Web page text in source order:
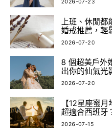
2026-07-23
上班、休閒
婚戒推薦，輕
2026-07-20
8 個超美戶外
出你的仙氣光
2026-07-20
【12星座蜜
超適合西班牙
2026-07-15